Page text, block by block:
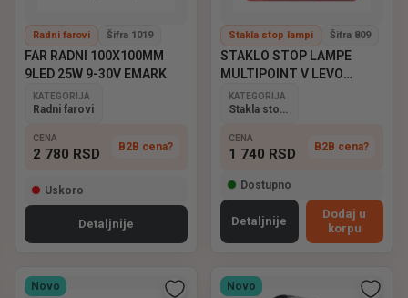
Radni farovi Šifra 1019
FAR RADNI 100X100MM
9LED 25W 9-30V EMARK
KATEGORIJA
Radni farovi
CENA
2 780 RSD B2B cena?
Uskoro
Detaljnije
Stakla stop lampi Šifra 809
STAKLO STOP LAMPE
MULTIPOINT V LEVO
ASPOCK
KATEGORIJA
CENA
1 740 RSD B2B cena?
Dostupno
Detaljnije
Dodaj u
korpu
Novo Novo